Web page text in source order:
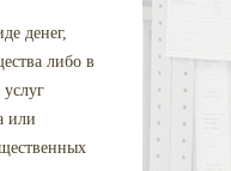
денег,
либо в
или